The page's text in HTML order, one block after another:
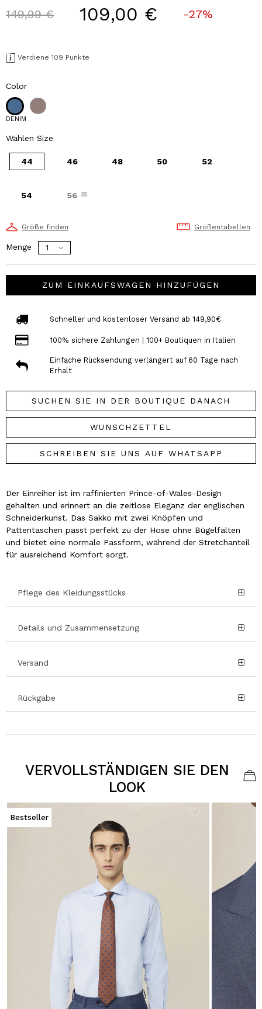
Price reduced from
149,99 €to 109,00 € -27%
Verdiene 109 Punkte
Color
DENIM
Wählen Size
44 46 48 50 52
54 56
Größe finden Größentabellen
Menge
ZUM EINKAUFSWAGEN HINZUFÜGEN
Schneller und kostenloser Versand ab 149,90€
100% sichere Zahlungen | 100+ Boutiquen in Italien
Einfache Rücksendung verlängert auf 60 Tage nach
Erhalt
SUCHEN SIE IN DER BOUTIQUE DANACH
WUNSCHZETTEL
SCHREIBEN SIE UNS AUF WHATSAPP
Der Einreiher ist im raffinierten Prince-of-Wales-Design
gehalten und erinnert an die zeitlose Eleganz der englischen
Schneiderkunst. Das Sakko mit zwei Knöpfen und
Pattentaschen passt perfekt zu der Hose ohne Bügelfalten
und bietet eine normale Passform, während der Stretchanteil
für ausreichend Komfort sorgt.
Pflege des Kleidungsstücks
Details und Zusammensetzung
Versand
Rückgabe
VERVOLLSTÄNDIGEN SIE DEN
LOOK
Bestseller